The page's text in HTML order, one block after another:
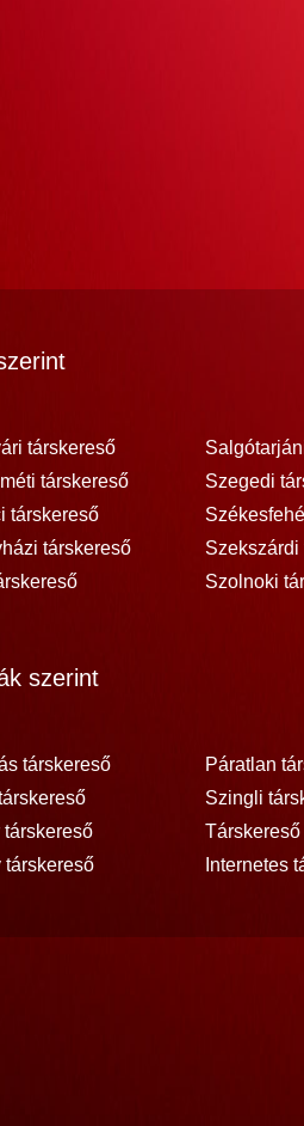
társkereső
társkereső
társkereső
társkereső
Szegedi
Szekszárdi
Szolnoki
szerint
társkereső
társkereső
társkereső
Páratlan
Szingli
Internetes